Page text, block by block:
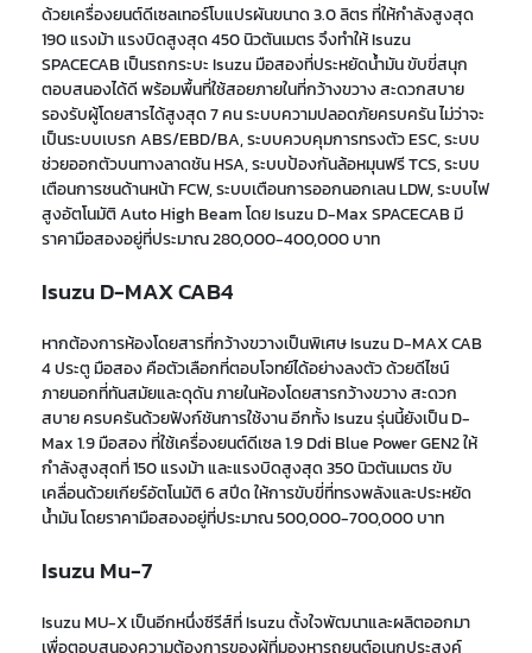
ด้วยเครื่องยนต์ดีเซลเทอร์โบแปรผันขนาด 3.0 ลิตร ที่ให้กำลังสูงสุด
190 แรงม้า แรงบิดสูงสุด 450 นิวตันเมตร จึงทำให้ Isuzu
SPACECAB เป็นรถกระบะ Isuzu มือสองที่ประหยัดน้ำมัน ขับขี่สนุก
ตอบสนองได้ดี พร้อมพื้นที่ใช้สอยภายในที่กว้างขวาง สะดวกสบาย
รองรับผู้โดยสารได้สูงสุด 7 คน ระบบความปลอดภัยครบครันไม่ว่าจะ
เป็นระบบเบรก ABS/EBD/BA,ระบบควบคุมการทรงตัว ESC,ระบบ
ช่วยออกตัวบนทางลาดชัน HSA,ระบบป้องกันล้อหมุนฟรี TCS,ระบบ
เตือนการชนด้านหน้า FCW,ระบบเตือนการออกนอกเลน LDW,ระบบไฟ
สูงอัตโนมัติ Auto High Beam โดย Isuzu D-Max SPACECAB มี
ราคามือสองอยู่ที่ประมาณ 280,000-400,000 บาท
Isuzu D-MAX CAB4
หากต้องการห้องโดยสารที่กว้างขวางเป็นพิเศษIsuzu D-MAXCAB
4 ประตู มือสองคือตัวเลือกที่ตอบโจทย์ได้อย่างลงตัว ด้วยดีไซน์
ภายนอกที่ทันสมัยและดุดัน ภายในห้องโดยสารกว้างขวาง สะดวก
สบาย ครบครันด้วยฟังก์ชันการใช้งาน อีกทั้งIsuzuรุ่นนี้ยังเป็นD-
Max 1.9 มือสองที่ใช้เครื่องยนต์ดีเซล 1.9 Ddi Blue Power GEN2 ให้
กำลังสูงสุดที่ 150 แรงม้า และแรงบิดสูงสุด 350 นิวตันเมตร ขับ
เคลื่อนด้วยเกียร์อัตโนมัติ 6 สปีด ให้การขับขี่ที่ทรงพลังและประหยัด
น้ำมัน โดยราคามือสองอยู่ที่ประมาณ 500,000-700,000 บาท
Isuzu Mu-7
Isuzu MU-Xเป็นอีกหนึ่งซีรีส์ที่ Isuzuตั้งใจพัฒนาและผลิตออกมา
เพื่อตอบสนองความต้องการของผู้ที่มองหารถยนต์อเนกประสงค์